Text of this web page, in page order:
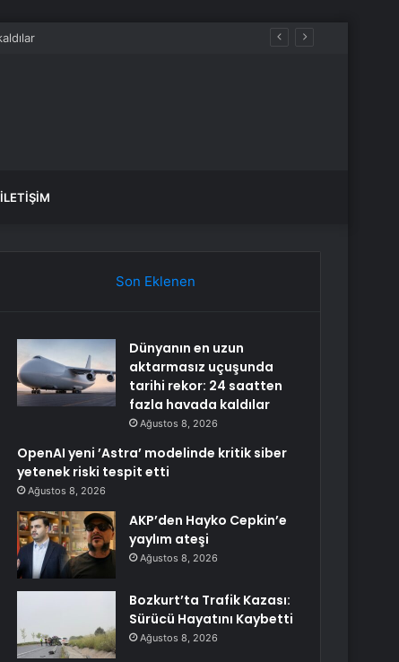
İLETIŞIM
Son Eklenen
Dünyanın en uzun
aktarmasız uçuşunda
tarihi rekor: 24 saatten
fazla havada kaldılar
Ağustos 8, 2026
OpenAI yeni ’Astra’ modelinde kritik siber
yetenek riski tespit etti
Ağustos 8, 2026
AKP’den Hayko Cepkin’e
yaylım ateşi
Ağustos 8, 2026
Bozkurt’ta Trafik Kazası:
Sürücü Hayatını Kaybetti
Ağustos 8, 2026